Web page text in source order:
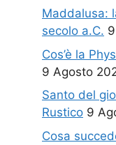
Maddalusa:
secolo a.C.
Cos’è la
9 Agosto
Santo del
Rustico 9
Cosa